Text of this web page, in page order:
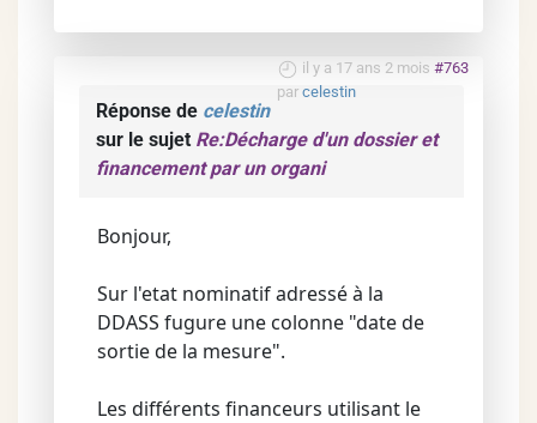
il y a 17 ans 2 mois #763
par celestin
Réponse de celestin
sur le sujet Re:Décharge d'un dossier et
financement par un organi
Bonjour,
Sur l'etat nominatif adressé à la
DDASS fugure une colonne "date de
sortie de la mesure".
Les différents financeurs utilisant le